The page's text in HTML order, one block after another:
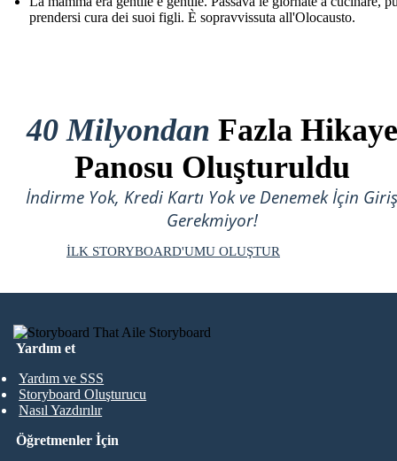
prendersi cura dei suoi figli. È sopravvissuta all'Olocausto.
40 Milyondan Fazla Hikaye
Panosu Oluşturuldu
İndirme Yok, Kredi Kartı Yok ve Denemek İçin Giriş
Gerekmiyor!
İLK STORYBOARD'UMU OLUŞTUR
Yardım et
Yardım ve SSS
Storyboard Oluşturucu
Nasıl Yazdırılır
Öğretmenler İçin